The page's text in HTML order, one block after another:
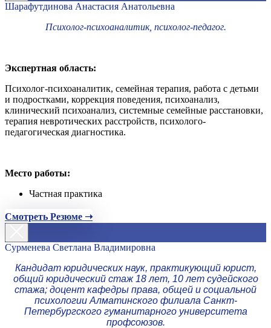
Шарафутдинова Анастасия Анатольевна
Психолог-психоаналитик, психолог-педагог.
Экспертная область:
Психолог-психоаналитик, семейная терапия, работа с детьми
и подростками, коррекция поведения, психоанализ,
клинический психоанализ, системные семейные расстановки,
терапия невротических расстройств, психолого-
педагогическая диагностика.
Место работы:
Частная практика
Смотреть Резюме ➝
Сурменева Светлана Владимировна
Кандидат юридических наук, практикующий юрист,
общий юридический стаж 18 лет, 10 лет судейского
стажа; доцент кафедры права, общей и социальной
психологии Алматинского филиала Санкт-
Петербургского гуманитарного университета
профсоюзов.